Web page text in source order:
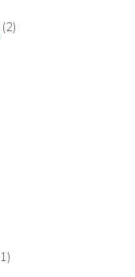
2
1